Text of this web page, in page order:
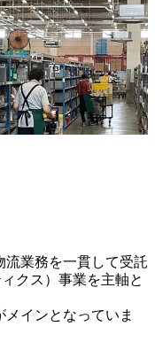
業務を一貫して受託
クス）事業を主軸と
インとなっていま